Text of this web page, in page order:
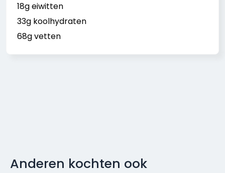
18g eiwitten
33g koolhydraten
68g vetten
Anderen kochten ook